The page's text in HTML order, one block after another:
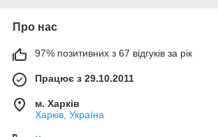
Про нас
97% позитивних з 67 відгуків за рік
Працює з 29.10.2011
м. Харків
Харків, Україна